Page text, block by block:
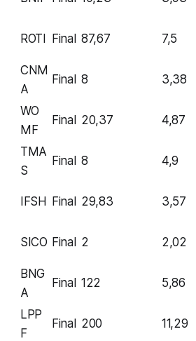
ROTI Final 87,67 7,5
CNM
A
Final 8 3,38
WO
MF
Final 20,37 4,87
TMA
S
Final 8 4,9
IFSH Final 29,83 3,57
SICO Final 2 2,02
BNG
A
Final 122 5,86
LPP
F
Final 200 11,29